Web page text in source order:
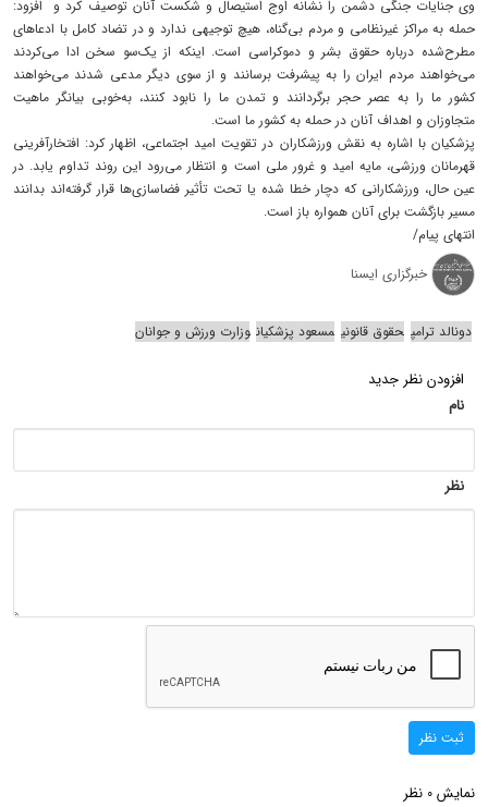
وی جنایات جنگی دشمن را نشانه اوج استیصال و شکست آنان توصیف کرد و افزود:
حمله به مراکز غیرنظامی و مردم بی‌گناه، هیچ توجیهی ندارد و در تضاد کامل با ادعاهای
مطرح‌شده درباره حقوق بشر و دموکراسی است. اینکه از یک‌سو سخن ادا می‌کردند
می‌خواهند مردم ایران را به پیشرفت برسانند و از سوی دیگر مدعی شدند می‌خواهند
کشور ما را به عصر حجر برگردانند و تمدن ما را نابود کنند، به‌خوبی بیانگر ماهیت
متجاوزان و اهداف آنان در حمله به کشور ما است.
پزشکیان با اشاره به نقش ورزشکاران در تقویت امید اجتماعی، اظهار کرد: افتخارآفرینی
قهرمانان ورزشی، مایه امید و غرور ملی است و انتظار می‌رود این روند تداوم یابد. در
عین حال، ورزشکارانی که دچار خطا شده یا تحت تأثیر فضاسازی‌ها قرار گرفته‌اند بدانند
مسیر بازگشت برای آنان همواره باز است.
انتهای پیام/
خبرگزاری ایسنا
دونالد ترامپ حقوق قانونی مسعود پزشکیان وزارت ورزش و جوانان
افزودن نظر جدید
نام
نظر
ثبت نظر
نمایش 0 نظر